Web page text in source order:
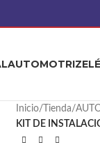
AUTOMOTRIZ
Inicio/ Tienda/
KIT DE